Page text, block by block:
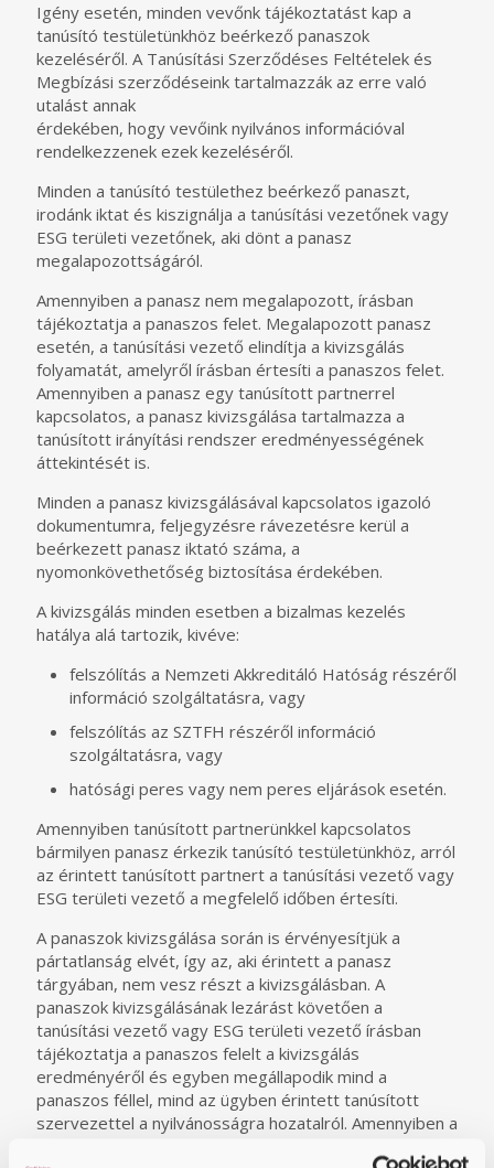
Igény esetén, minden vevőnk tájékoztatást kap a
tanúsító testületünkhöz beérkező panaszok
kezeléséről. A Tanúsítási Szerződéses Feltételek és
Megbízási szerződéseink tartalmazzák az erre való
utalást annak
érdekében, hogy vevőink nyilvános információval
rendelkezzenek ezek kezeléséről.
Minden a tanúsító testülethez beérkező panaszt,
irodánk iktat és kiszignálja a tanúsítási vezetőnek vagy
ESG területi vezetőnek, aki dönt a panasz
megalapozottságáról.
Amennyiben a panasz nem megalapozott, írásban
tájékoztatja a panaszos felet. Megalapozott panasz
esetén, a tanúsítási vezető elindítja a kivizsgálás
folyamatát, amelyről írásban értesíti a panaszos felet.
Amennyiben a panasz egy tanúsított partnerrel
kapcsolatos, a panasz kivizsgálása tartalmazza a
tanúsított irányítási rendszer eredményességének
áttekintését is.
Minden a panasz kivizsgálásával kapcsolatos igazoló
dokumentumra, feljegyzésre rávezetésre kerül a
beérkezett panasz iktató száma, a
nyomonkövethetőség biztosítása érdekében.
A kivizsgálás minden esetben a bizalmas kezelés
hatálya alá tartozik, kivéve:
felszólítás a Nemzeti Akkreditáló Hatóság részéről
információ szolgáltatásra, vagy
felszólítás az SZTFH részéről információ
szolgáltatásra, vagy
hatósági peres vagy nem peres eljárások esetén.
Amennyiben tanúsított partnerünkkel kapcsolatos
bármilyen panasz érkezik tanúsító testületünkhöz, arról
az érintett tanúsított partnert a tanúsítási vezető vagy
ESG területi vezető a megfelelő időben értesíti.
A panaszok kivizsgálása során is érvényesítjük a
pártatlanság elvét, így az, aki érintett a panasz
tárgyában, nem vesz részt a kivizsgálásban. A
panaszok kivizsgálásának lezárást követően a
tanúsítási vezető vagy ESG területi vezető írásban
tájékoztatja a panaszos felelt a kivizsgálás
eredményéről és egyben megállapodik mind a
panaszos féllel, mind az ügyben érintett tanúsított
szervezettel a nyilvánosságra hozatalról. Amennyiben a